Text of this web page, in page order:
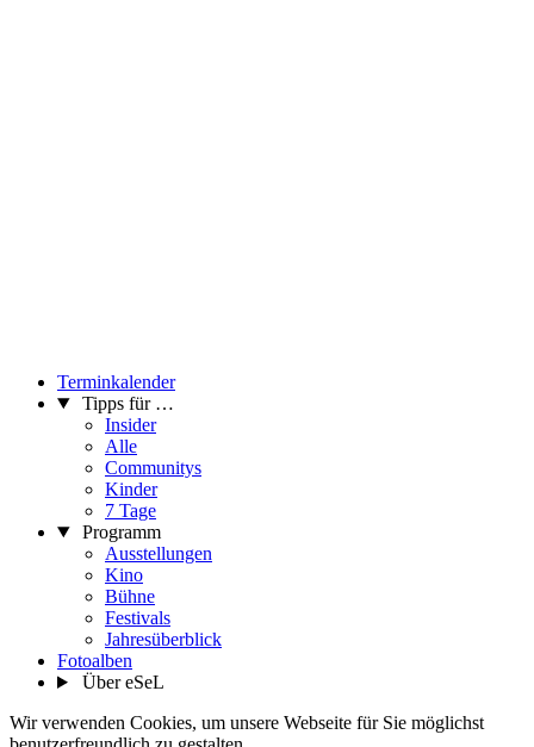
Terminkalender
Tipps für …
Insider
Alle
Communitys
Kinder
7 Tage
Programm
Ausstellungen
Kino
Bühne
Festivals
Jahresüberblick
Fotoalben
Über eSeL
Wir verwenden Cookies, um unsere Webseite für Sie möglichst